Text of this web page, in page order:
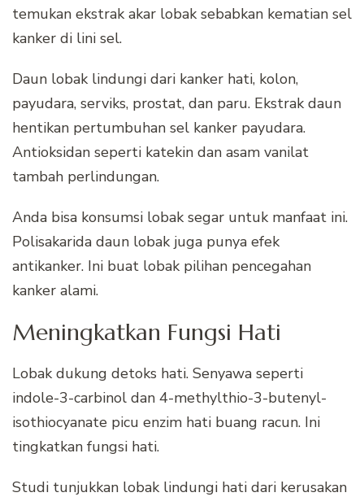
temukan ekstrak akar lobak sebabkan kematian sel
kanker di lini sel.
Daun lobak lindungi dari kanker hati, kolon,
payudara, serviks, prostat, dan paru. Ekstrak daun
hentikan pertumbuhan sel kanker payudara.
Antioksidan seperti katekin dan asam vanilat
tambah perlindungan.
Anda bisa konsumsi lobak segar untuk manfaat ini.
Polisakarida daun lobak juga punya efek
antikanker. Ini buat lobak pilihan pencegahan
kanker alami.
Meningkatkan Fungsi Hati
Lobak dukung detoks hati. Senyawa seperti
indole-3-carbinol dan 4-methylthio-3-butenyl-
isothiocyanate picu enzim hati buang racun. Ini
tingkatkan fungsi hati.
Studi tunjukkan lobak lindungi hati dari kerusakan